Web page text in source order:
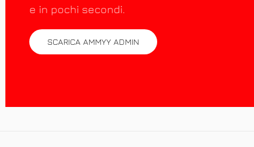
e in pochi secondi.
SCARICA AMMYY ADMIN